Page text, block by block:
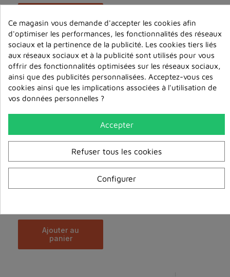
panier
Una practica esencial para la generacion de la bod...
ajouter au
panier
Ce magasin vous demande d'accepter les cookies afin
d'optimiser les performances, les fonctionnalités des réseaux
sociaux et la pertinence de la publicité. Les cookies tiers liés
aux réseaux sociaux et à la publicité sont utilisés pour vous
offrir des fonctionnalités optimisées sur les réseaux sociaux,
ainsi que des publicités personnalisées. Acceptez-vous ces
cookies ainsi que les implications associées à l'utilisation de
vos données personnelles ?
Accepter
Refuser tous les cookies
Configurer